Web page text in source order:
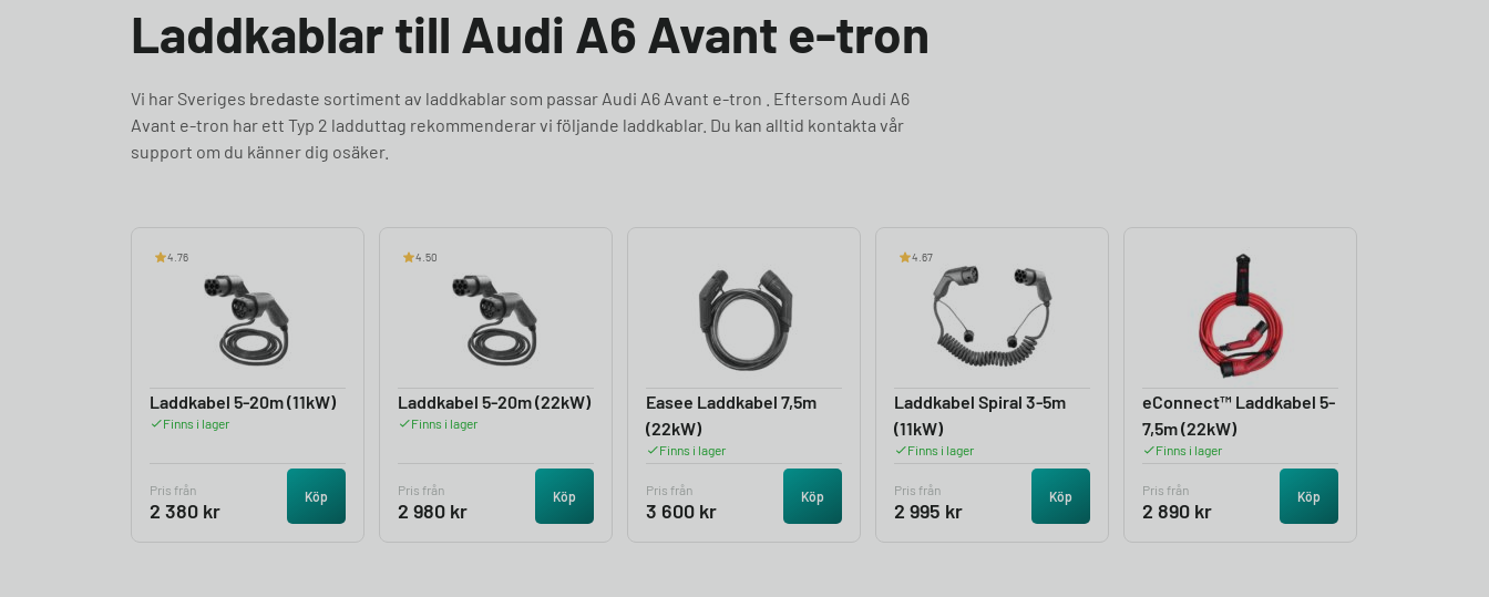
Laddkablar till Audi A6 Avant e-tron
Vi har Sveriges bredaste sortiment av laddkablar som passar Audi A6 Avant e-tron . Eftersom Audi A6
Avant e-tron har ett Typ 2 ladduttag rekommenderar vi följande laddkablar. Du kan alltid kontakta vår
support om du känner dig osäker.
4.76
Laddkabel 5-20m (11kW)
Finns i lager
Pris från
2 380 kr
Köp
4.50
Laddkabel 5-20m (22kW)
Finns i lager
Pris från
2 980 kr
Köp
Easee Laddkabel 7,5m
(22kW)
Finns i lager
Pris från
3 600 kr
Köp
4.67
Laddkabel Spiral 3-5m
(11kW)
Finns i lager
Pris från
2 995 kr
Köp
eConnect™ Laddkabel 5-
7,5m (22kW)
Finns i lager
Pris från
2 890 kr
Köp